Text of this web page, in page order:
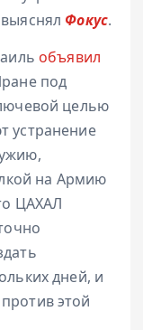
Фокус.
объявил
под
целью
устранение
на Армию
ЦАХАЛ
дней, и
этой